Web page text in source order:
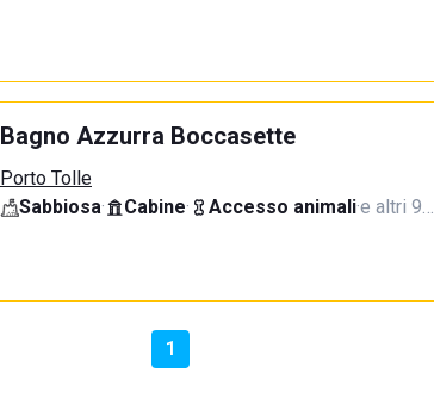
Bagno Azzurra Boccasette
Porto Tolle
Sabbiosa· Cabine· Accesso animali·e altri 9…
1